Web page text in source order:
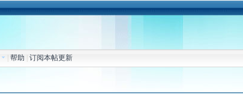
|帮助 |订阅本帖更新